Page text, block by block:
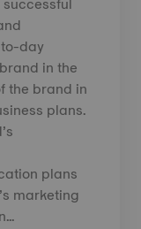
day
in the
the brand in
plans.
plans
marketing